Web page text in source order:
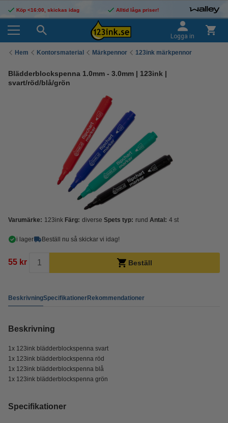
Köp <16:00, skickas idag Alltid låga priser!
Logga in
Hem Kontorsmaterial Märkpennor 123ink märkpennor
Blädderblockspenna 1.0mm - 3.0mm | 123ink |
svart/röd/blå/grön
Varumärke: 123ink Färg: diverse Spets typ: rund Antal: 4 st
i lager Beställ nu så skickar vi idag!
55 kr Beställ
BeskrivningSpecifikationerRekommendationer
Beskrivning
1x 123ink blädderblockspenna svart
1x 123ink blädderblockspenna röd
1x 123ink blädderblockspenna blå
1x 123ink blädderblockspenna grön
Specifikationer